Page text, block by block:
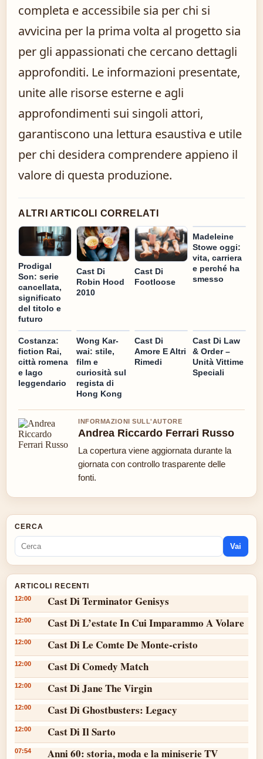
completa e accessibile sia per chi si
avvicina per la prima volta al progetto sia
per gli appassionati che cercano dettagli
approfonditi. Le informazioni presentate,
unite alle risorse esterne e agli
approfondimenti sui singoli attori,
garantiscono una lettura esaustiva e utile
per chi desidera comprendere appieno il
valore di questa produzione.
ALTRI ARTICOLI CORRELATI
Prodigal
Son: serie
cancellata,
significato
del titolo e
futuro
Cast Di
Robin Hood
2010
Cast Di
Footloose
Madeleine
Stowe oggi:
vita, carriera
e perché ha
smesso
Costanza:
fiction Rai,
città romena
e lago
leggendario
Wong Kar-
wai: stile,
film e
curiosità sul
regista di
Hong Kong
Cast Di
Amore E Altri
Rimedi
Cast Di Law
& Order –
Unità Vittime
Speciali
INFORMAZIONI SULL'AUTORE
Andrea Riccardo Ferrari Russo
La copertura viene aggiornata durante la
giornata con controllo trasparente delle
fonti.
CERCA
Vai
ARTICOLI RECENTI
12:00 Cast Di Terminator Genisys
12:00 Cast Di L’estate In Cui Imparammo A Volare
12:00 Cast Di Le Comte De Monte-cristo
12:00 Cast Di Comedy Match
12:00 Cast Di Jane The Virgin
12:00 Cast Di Ghostbusters: Legacy
12:00 Cast Di Il Sarto
07:54 Anni 60: storia, moda e la miniserie TV